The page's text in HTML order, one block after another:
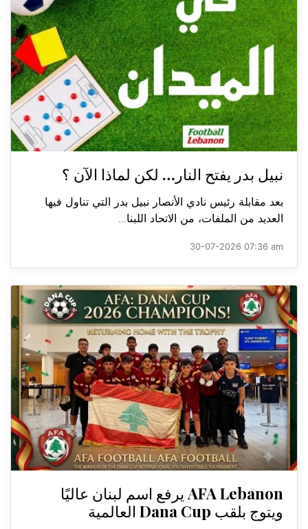
نبيل بدر يفتح النار… لكن لماذا الآن ؟
بعد مقابلة رئيس نادي الأنصار نبيل بدر التي تناول فيها
العديد من الملفات، من الاتحاد اللبنا...
30-07-2026 07:36 am
AFA Lebanon يرفع اسم لبنان عاليًا
ويتوج بلقب Dana Cup العالمية